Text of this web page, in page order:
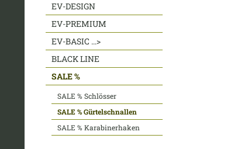
EV-DESIGN
EV-PREMIUM
EV-BASIC ...>
BLACK LINE
SALE %
SALE % Schlösser
SALE % Gürtelschnallen
SALE % Karabinerhaken